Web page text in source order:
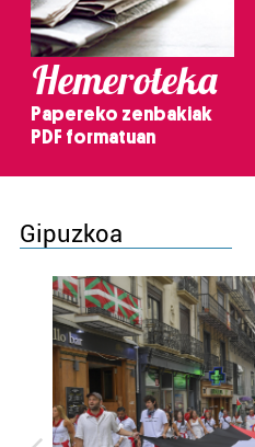
Hemeroteka
Papereko zenbakiak
PDF formatuan
Gipuzkoa